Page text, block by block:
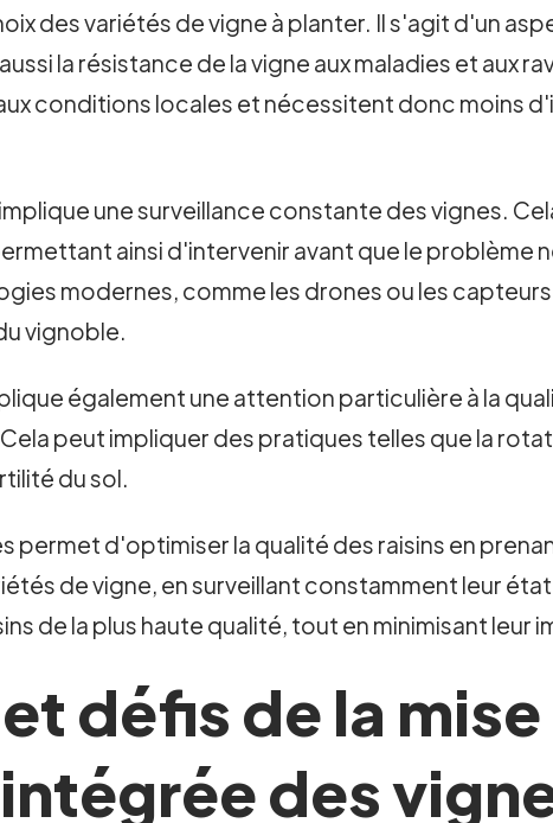
des variétés de vigne à planter. Il s'agit d'un
la résistance de la vigne aux maladies et aux
conditions locales et nécessitent donc moins
une surveillance constante des vignes.
ainsi d'intervenir avant que le problème
modernes, comme les drones ou les
vignoble.
également une attention particulière à la
peut impliquer des pratiques telles que la
du sol.
permet d'optimiser la qualité des raisins en
de vigne, en surveillant constamment leur
de la plus haute qualité, tout en minimisant leur
défis de la
des